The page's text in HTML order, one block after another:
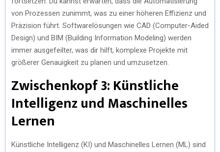
von Prozessen zunimmt, was zu einer höheren Effizienz und
Präzision führt. Softwarelösungen wie CAD (Computer-Aided
Design) und BIM (Building Information Modeling) werden
immer ausgefeilter, was dir hilft, komplexe Projekte mit
größerer Genauigkeit zu planen und umzusetzen.
Zwischenkopf 3: Künstliche
Intelligenz und Maschinelles
Lernen
Künstliche Intelligenz (KI) und Maschinelles Lernen (ML) sind